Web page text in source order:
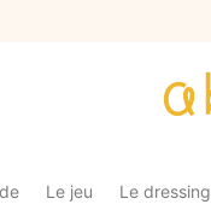
Le jeu Le dressing